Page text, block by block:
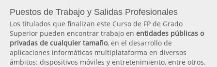
Puestos de Trabajo y Salidas Profesionales
Los titulados que finalizan este Curso de FP de Grado
Superior pueden encontrar trabajo en entidades públicas o
privadas de cualquier tamaño, en el desarrollo de
aplicaciones informáticas multiplataforma en diversos
ámbitos: dispositivos móviles y entretenimiento, entre otros.